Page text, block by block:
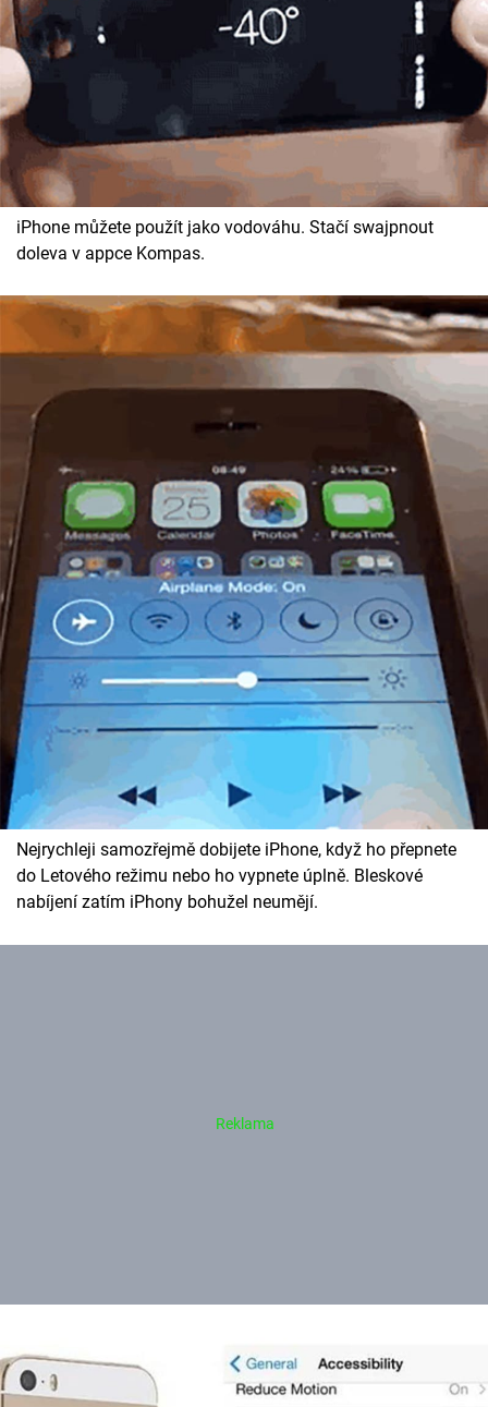
iPhone můžete použít jako vodováhu. Stačí swajpnout
doleva v appce Kompas.
Nejrychleji samozřejmě dobijete iPhone, když ho přepnete
do Letového režimu nebo ho vypnete úplně. Bleskové
nabíjení zatím iPhony bohužel neumějí.